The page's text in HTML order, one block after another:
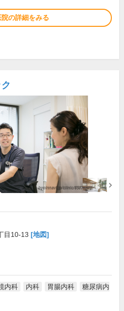
院の詳細をみる
目10-13 [地図]
内科 内科 胃腸内科
糖尿病内